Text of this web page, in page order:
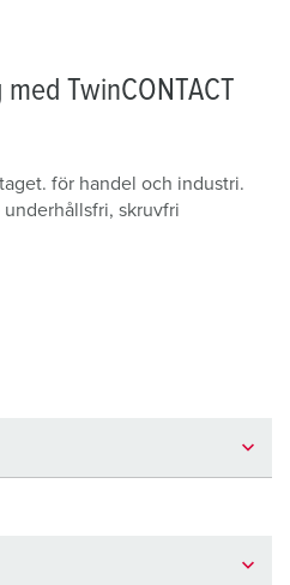
TwinCONTACT
för handel och industri.
skruvfri